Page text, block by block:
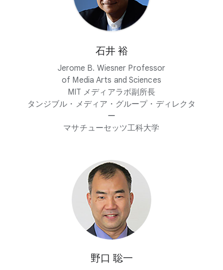
石井 裕
Jerome B. Wiesner Professor
of Media Arts and Sciences
MIT メディアラボ副所長
タンジブル・メディア・グループ・ディレクタ
ー
マサチューセッツ工科大学
野口 聡一